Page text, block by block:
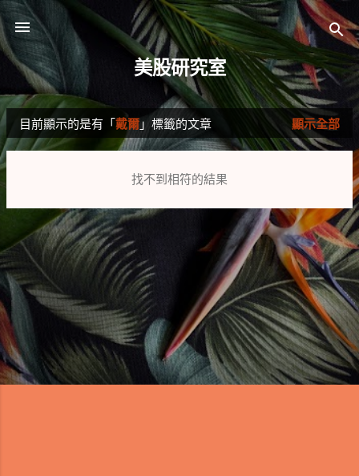
跳到主要內容
美股研究室
發
章
目前顯示的是有「 戴爾 」標籤的文章 顯示全部
找不到相符的結果